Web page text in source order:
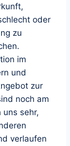
oder
zu
im
und
zur
noch am
uns sehr,
verlaufen